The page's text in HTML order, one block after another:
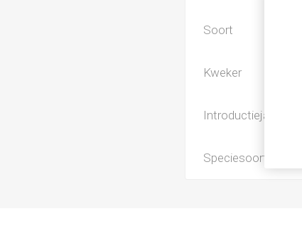
Soort
Kweker
Introductiejaar
Speciesoort